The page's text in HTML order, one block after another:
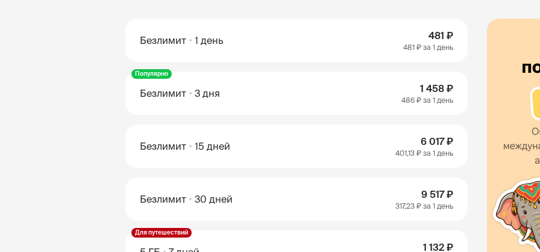
Безлимит 1 день 481 ₽
481 ₽ за 1 день
Популярно
Безлимит 3 дня 1 458 ₽
486 ₽ за 1 день
Безлимит 15 дней 6 017 ₽
401,13 ₽ за 1 день
Безлимит 30 дней 9 517 ₽
317,23 ₽ за 1 день
Для путешествий
1 132 ₽